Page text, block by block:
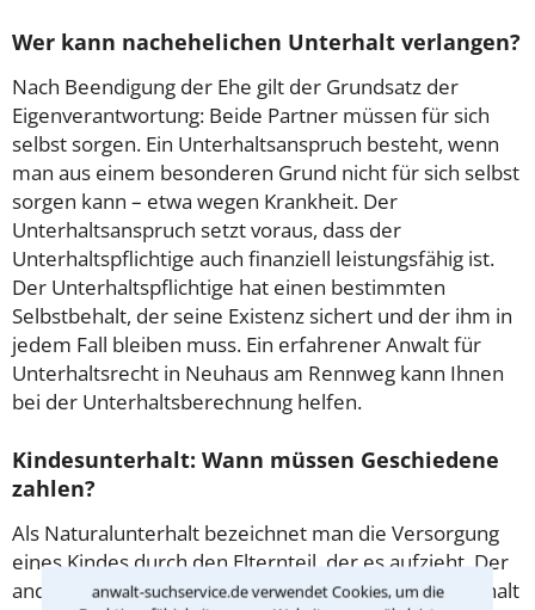
anwalt-suchservice.de verwendet Cookies, um die
Wer kann nachehelichen Unterhalt verlangen?
Nach Beendigung der Ehe gilt der Grundsatz der
Eigenverantwortung: Beide Partner müssen für sich
selbst sorgen. Ein Unterhaltsanspruch besteht, wenn
man aus einem besonderen Grund nicht für sich selbst
sorgen kann – etwa wegen Krankheit. Der
Unterhaltsanspruch setzt voraus, dass der
Unterhaltspflichtige auch finanziell leistungsfähig ist.
Der Unterhaltspflichtige hat einen bestimmten
Selbstbehalt, der seine Existenz sichert und der ihm in
jedem Fall bleiben muss. Ein erfahrener Anwalt für
Unterhaltsrecht in Neuhaus am Rennweg kann Ihnen
bei der Unterhaltsberechnung helfen.
Kindesunterhalt: Wann müssen Geschiedene
zahlen?
Als Naturalunterhalt bezeichnet man die Versorgung
eines Kindes durch den Elternteil, der es aufzieht. Der
andere Elternteil leistet den sogenannten Barunterhalt